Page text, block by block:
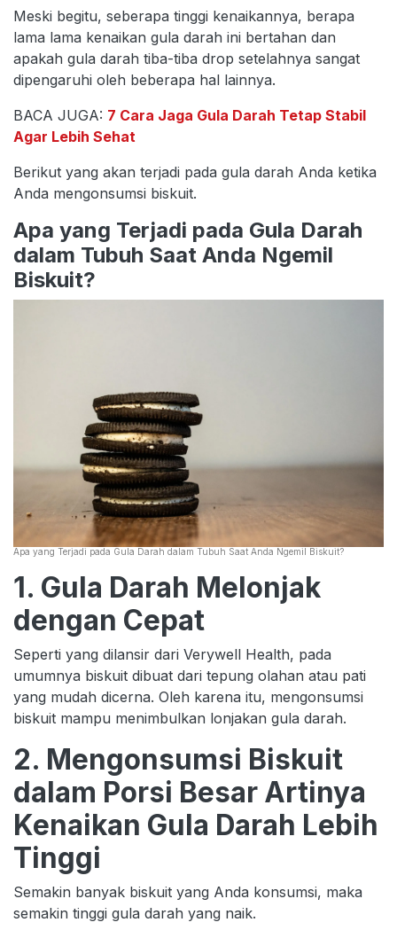
Meski begitu, seberapa tinggi kenaikannya, berapa
lama lama kenaikan gula darah ini bertahan dan
apakah gula darah tiba-tiba drop setelahnya sangat
dipengaruhi oleh beberapa hal lainnya.
BACA JUGA: 7 Cara Jaga Gula Darah Tetap Stabil
Agar Lebih Sehat
Berikut yang akan terjadi pada gula darah Anda ketika
Anda mengonsumsi biskuit.
Apa yang Terjadi pada Gula Darah
dalam Tubuh Saat Anda Ngemil
Biskuit?
Apa yang Terjadi pada Gula Darah dalam Tubuh Saat Anda Ngemil Biskuit?
1. Gula Darah Melonjak
dengan Cepat
Seperti yang dilansir dari Verywell Health, pada
umumnya biskuit dibuat dari tepung olahan atau pati
yang mudah dicerna. Oleh karena itu, mengonsumsi
biskuit mampu menimbulkan lonjakan gula darah.
2. Mengonsumsi Biskuit
dalam Porsi Besar Artinya
Kenaikan Gula Darah Lebih
Tinggi
Semakin banyak biskuit yang Anda konsumsi, maka
semakin tinggi gula darah yang naik.